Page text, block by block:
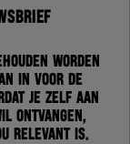
worden
in voor de
je zelf aan
ontvangen,
relevant is.